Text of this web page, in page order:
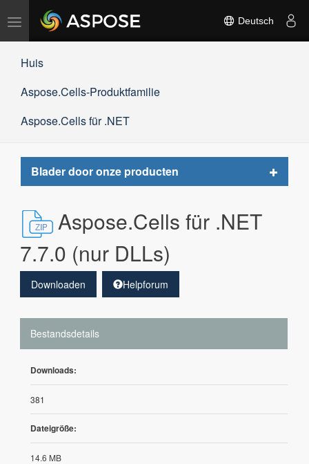
Navigation
umschalten
Deutsch
Huis
Aspose.Cells-Produktfamilie
Aspose.Cells für .NET
Blader door onze producten
Toggle
Aspose.Cells für .NET
7.7.0 (nur DLLs)
Downloaden Helpforum
Bestandsdetails
Downloads:
381
Dateigröße:
14.6 MB